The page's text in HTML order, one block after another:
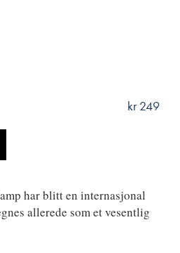
kr 249
har blitt en internasjonal
allerede som et vesentlig